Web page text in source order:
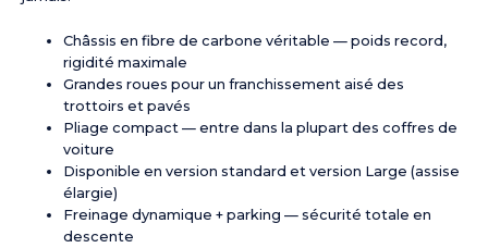
Châssis en fibre de carbone véritable — poids record,
rigidité maximale
Grandes roues pour un franchissement aisé des
trottoirs et pavés
Pliage compact — entre dans la plupart des coffres de
voiture
Disponible en version standard et version Large (assise
élargie)
Freinage dynamique + parking — sécurité totale en
descente